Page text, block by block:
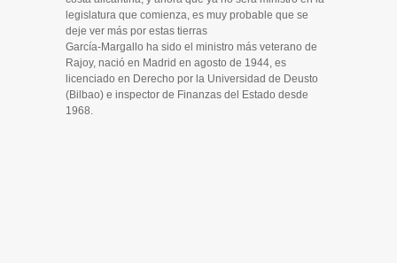
legislatura que comienza, es muy probable que se
deje ver más por estas tierras
García-Margallo ha sido el ministro más veterano de
Rajoy, nació en Madrid en agosto de 1944, es
licenciado en Derecho por la Universidad de Deusto
(Bilbao) e inspector de Finanzas del Estado desde
1968.